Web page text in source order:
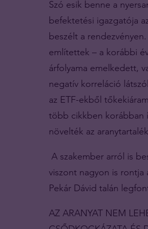
Szó esik benne a
befektetési igazgatója
beszélt a
említettek – a korábbi
árfolyama emelkedett,
negatív korreláció
az ETF-ekből
több cikkben korábban
növelték az
A szakember arról is
viszont nagyon is rontja
Pekár Dávid talán
AZ ARANYAT NEM